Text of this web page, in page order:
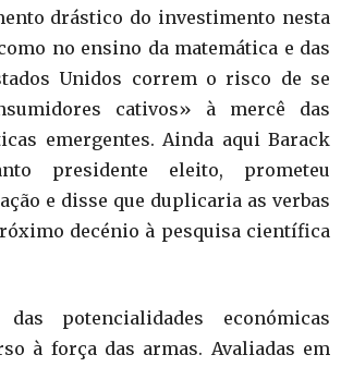
drástico do investimento nesta
no ensino da matemática e das
Unidos correm o risco de se
cativos» à mercê das
emergentes. Ainda aqui Barack
presidente eleito, prometeu
e disse que duplicaria as verbas
decénio à pesquisa científica
potencialidades económicas
à força das armas. Avaliadas em